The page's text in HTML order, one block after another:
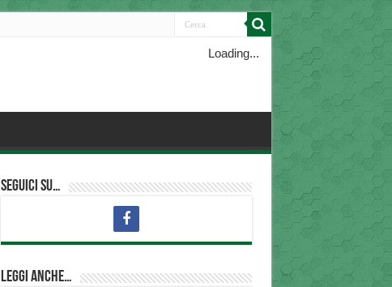
Loading...
Seguici su…
Leggi anche…